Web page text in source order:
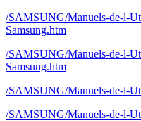
/SAMSUNG/Manuels-de-l-
Samsung.htm
/SAMSUNG/Manuels-de-l-
Samsung.htm
/SAMSUNG/Manuels-de-l-
/SAMSUNG/Manuels-de-l-